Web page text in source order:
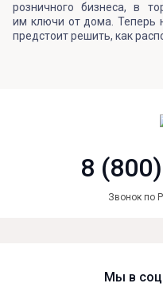
розничного бизнеса, в
им ключи от дома. Теперь
предстоит решить, как
8
Звонок по
Мы в